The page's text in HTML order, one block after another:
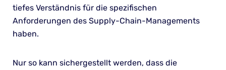
tiefes Verständnis für die spezifischen
Anforderungen des Supply-Chain-Managements
haben.
Nur so kann sichergestellt werden, dass die